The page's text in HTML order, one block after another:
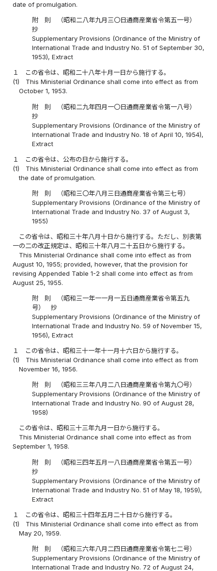
date of promulgation.
附 則 （昭和二八年九月三〇日通商産業省令第五一号）
抄
Supplementary Provisions (Ordinance of the Ministry of
International Trade and Industry No. 51 of September 30,
1953), Extract
１
この省令は、昭和二十八年十月一日から施行する。
(1)
This Ministerial Ordinance shall come into effect as from
October 1, 1953.
附 則 （昭和二九年四月一〇日通商産業省令第一八号）
抄
Supplementary Provisions (Ordinance of the Ministry of
International Trade and Industry No. 18 of April 10, 1954),
Extract
１
この省令は、公布の日から施行する。
(1)
This Ministerial Ordinance shall come into effect as from
the date of promulgation.
附 則 （昭和三〇年八月三日通商産業省令第三七号）
Supplementary Provisions (Ordinance of the Ministry of
International Trade and Industry No. 37 of August 3,
1955)
この省令は、昭和三十年八月十日から施行する。ただし、別表第
一の二の改正規定は、昭和三十年八月二十五日から施行する。
This Ministerial Ordinance shall come into effect as from
August 10, 1955; provided, however, that the provision for
revising Appended Table 1-2 shall come into effect as from
August 25, 1955.
附 則 （昭和三一年一一月一五日通商産業省令第五九
号） 抄
Supplementary Provisions (Ordinance of the Ministry of
International Trade and Industry No. 59 of November 15,
1956), Extract
１
この省令は、昭和三十一年十一月十六日から施行する。
(1)
This Ministerial Ordinance shall come into effect as from
November 16, 1956.
附 則 （昭和三三年八月二八日通商産業省令第九〇号）
Supplementary Provisions (Ordinance of the Ministry of
International Trade and Industry No. 90 of August 28,
1958)
この省令は、昭和三十三年九月一日から施行する。
This Ministerial Ordinance shall come into effect as from
September 1, 1958.
附 則 （昭和三四年五月一八日通商産業省令第五一号）
抄
Supplementary Provisions (Ordinance of the Ministry of
International Trade and Industry No. 51 of May 18, 1959),
Extract
１
この省令は、昭和三十四年五月二十日から施行する。
(1)
This Ministerial Ordinance shall come into effect as from
May 20, 1959.
附 則 （昭和三六年八月二四日通商産業省令第七二号）
Supplementary Provisions (Ordinance of the Ministry of
International Trade and Industry No. 72 of August 24,